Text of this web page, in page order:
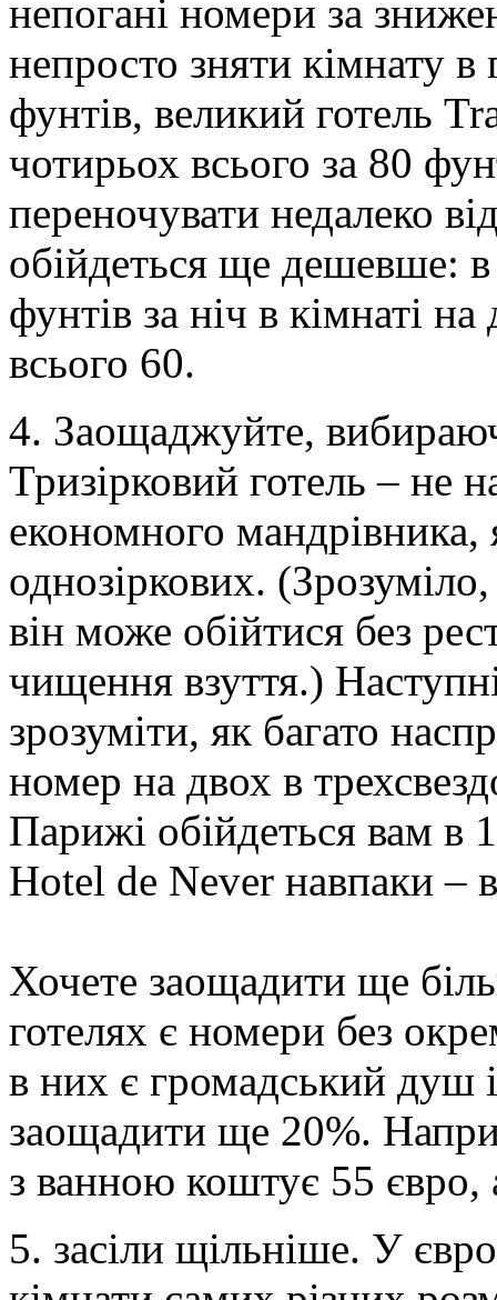
непогані номери за
непросто зняти кімнату
фунтів, великий готель
чотирьох всього за 80
переночувати недалеко
обійдеться ще дешевше:
фунтів за ніч в кімнаті
всього 60.
4. Заощаджуйте,
Тризірковий готель – не
економного
однозіркових.
він може обійтися без
чищення взуття.)
зрозуміти, як багато
номер на двох в
Парижі обійдеться вам в
Hotel de Never навпаки –
Хочете заощадити ще
готелях є номери без
в них є громадський душ
заощадити ще 20%.
з ванною коштує 55 євро,
5. засіли щільніше. У